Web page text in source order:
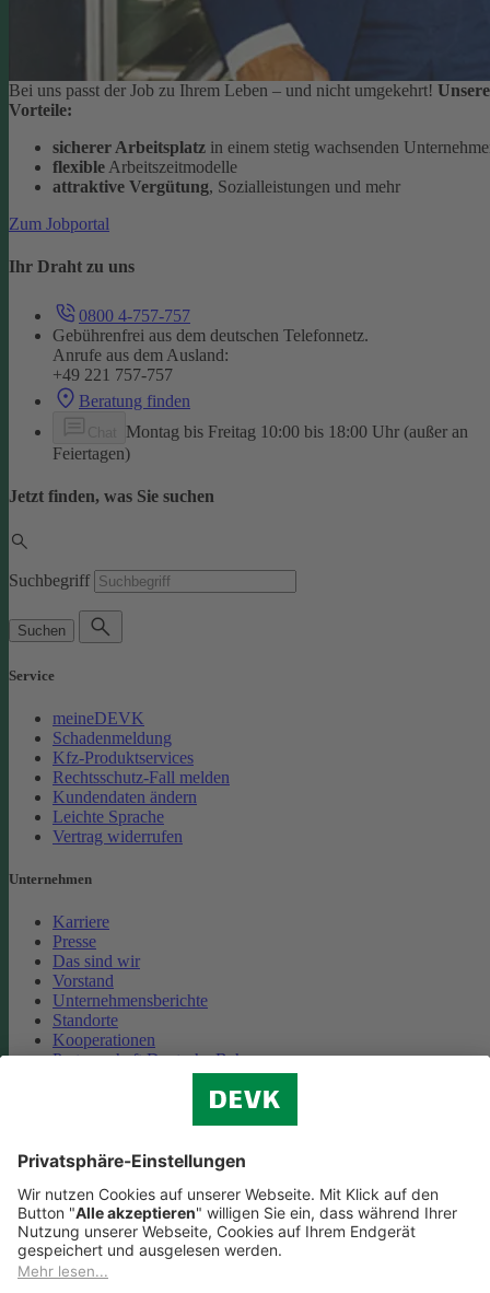
Bei uns passt der Job zu Ihrem Leben – und nicht umgekehrt! Unsere
Vorteile:
sicherer Arbeitsplatz in einem stetig wachsenden
flexible Arbeitszeitmodelle
attraktive Vergütung, Sozialleistungen und mehr
Zum Jobportal
Ihr Draht zu uns
0800 4-757-757
Gebührenfrei aus dem deutschen Telefonnetz.
Anrufe aus dem Ausland:
+49 221 757-757
Beratung finden
Montag bis Freitag 10:00 bis 18:00 Uhr (außer an
Feiertagen)
Jetzt finden, was Sie suchen
Suchbegriff
Suchen
Service
meineDEVK
Schadenmeldung
Kfz-Produktservices
Rechtsschutz-Fall melden
Kundendaten ändern
Leichte Sprache
Vertrag widerrufen
Unternehmen
Karriere
Presse
Das sind wir
Vorstand
Unternehmensberichte
Standorte
Kooperationen
Partnerschaft Deutsche Bahn
Cookie-Einstellungen
Datenschutz
Impressum